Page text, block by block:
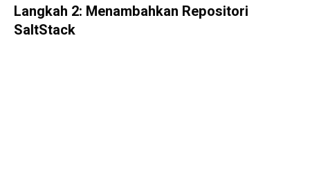
Langkah 2: Menambahkan Repositori
SaltStack